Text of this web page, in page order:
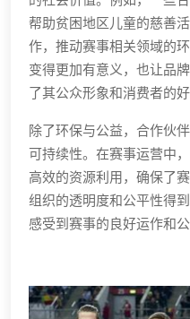
帮助贫困地区儿童的慈善
作，推动赛事相关领域的
变得更加有意义，也让品
了其公众形象和消费者的好
除了环保与公益，合作伙
可持续性。在赛事运营中
高效的资源利用，确保了
组织的透明度和公平性得
感受到赛事的良好运作和公